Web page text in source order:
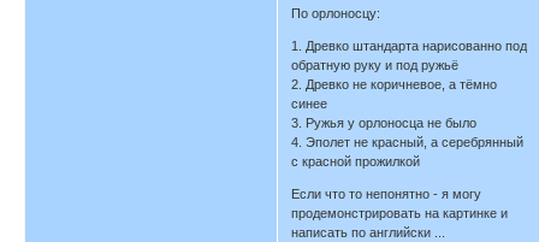
По орлоносцу:
1. Древко штандарта нарисованно под
обратную руку и под ружьё
2. Древко не коричневое, а тёмно
синее
3. Ружья у орлоносца не было
4. Эполет не красный, а серебрянный
с красной прожилкой
Если что то непонятно - я могу
продемонстрировать на картинке и
написать по английски ...